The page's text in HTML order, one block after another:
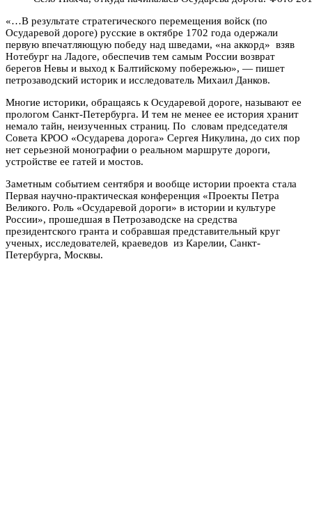
«…В результате стратегического перемещения войск (по
Осударевой дороге) русские в октябре 1702 года одержали
первую впечатляющую победу над шведами, «на аккорд» взяв
Нотебург на Ладоге, обеспечив тем самым России возврат
берегов Невы и выход к Балтийскому побережью», — пишет
петрозаводский историк и исследователь Михаил Данков.
Многие историки, обращаясь к Осударевой дороге, называют ее
прологом Санкт-Петербурга. И тем не менее ее история хранит
немало тайн, неизученных страниц. По словам председателя
Совета КРОО «Осударева дорога» Сергея Никулина, до сих пор
нет серьезной монографии о реальном маршруте дороги,
устройстве ее гатей и мостов.
Заметным событием сентября и вообще истории проекта стала
Первая научно-практическая конференция «Проекты Петра
Великого. Роль «Осударевой дороги» в истории и культуре
России», прошедшая в Петрозаводске на средства
президентского гранта и собравшая представительный круг
ученых, исследователей, краеведов из Карелии, Санкт-
Петербурга, Москвы.